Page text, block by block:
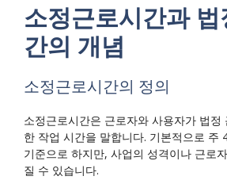
소정근로시간과 법
간의 개념
소정근로시간의 정의
소정근로시간은 근로자와 사용자가 법정
한 작업 시간을 말합니다. 기본적으로 주
기준으로 하지만, 사업의 성격이나 근로
질 수 있습니다.